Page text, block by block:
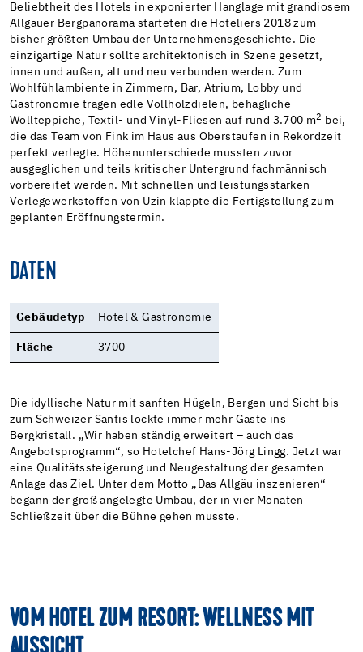
Beliebtheit des Hotels in exponierter Hanglage mit grandiosem
Allgäuer Bergpanorama starteten die Hoteliers 2018 zum
bisher größten Umbau der Unternehmensgeschichte. Die
einzigartige Natur sollte architektonisch in Szene gesetzt,
innen und außen, alt und neu verbunden werden. Zum
Wohlfühlambiente in Zimmern, Bar, Atrium, Lobby und
Gastronomie tragen edle Vollholzdielen, behagliche
Wollteppiche, Textil- und Vinyl-Fliesen auf rund 3.700 m2
bei,
die das Team von Fink im Haus aus Oberstaufen in Rekordzeit
perfekt verlegte. Höhenunterschiede mussten zuvor
ausgeglichen und teils kritischer Untergrund fachmännisch
vorbereitet werden. Mit schnellen und leistungsstarken
Verlegewerkstoffen von Uzin klappte die Fertigstellung zum
geplanten Eröffnungstermin.
DATEN
Gebäudetyp Hotel & Gastronomie
Fläche 3700
Die idyllische Natur mit sanften Hügeln, Bergen und Sicht bis
zum Schweizer Säntis lockte immer mehr Gäste ins
Bergkristall. „Wir haben ständig erweitert – auch das
Angebotsprogramm“, so Hotelchef Hans-Jörg Lingg. Jetzt war
eine Qualitätssteigerung und Neugestaltung der gesamten
Anlage das Ziel. Unter dem Motto „Das Allgäu inszenieren“
begann der groß angelegte Umbau, der in vier Monaten
Schließzeit über die Bühne gehen musste.
VOM HOTEL ZUM RESORT: WELLNESS MIT